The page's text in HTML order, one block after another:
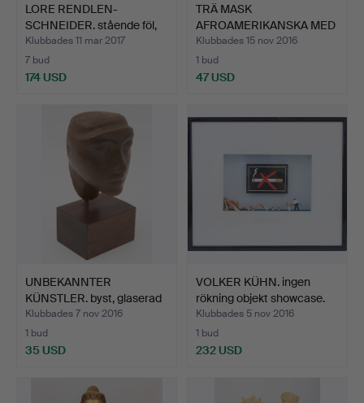
LORE RENDLEN-
SCHNEIDER. stående föl,
brons…
Klubbades 11 mar 2017
7 bud
174 USD
TRÄ MASK
AFROAMERIKANSKA MED
HATT.
Klubbades 15 nov 2016
1 bud
47 USD
UNBEKANNTER
KÜNSTLER. byst, glaserad
model…
Klubbades 7 nov 2016
1 bud
35 USD
VOLKER KÜHN. ingen
rökning objekt showcase.
Klubbades 5 nov 2016
1 bud
232 USD